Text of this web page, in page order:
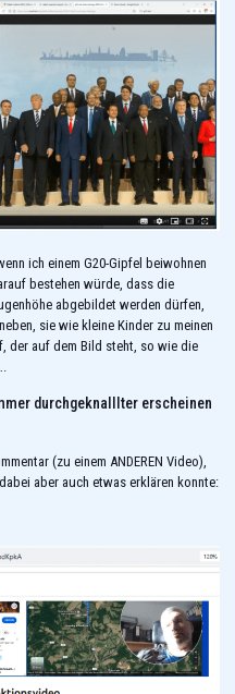
ich einem G20-Gipfel beiwohnen
bestehen würde, dass die
abgebildet werden dürfen,
sie wie kleine Kinder zu meinen
der auf dem Bild steht, so wie die
durchgeknalllter erscheinen
(zu einem ANDEREN Video),
aber auch etwas erklären konnte: